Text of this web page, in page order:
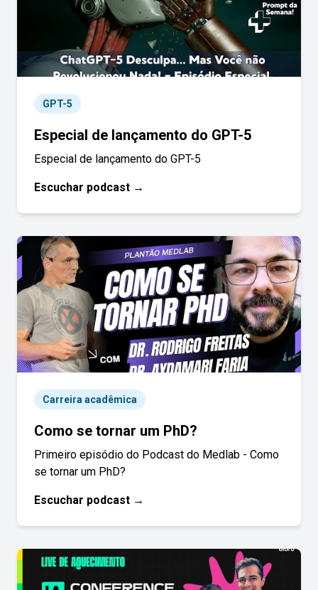
GPT-5
Especial de lançamento do GPT-5
Especial de lançamento do GPT-5
Escuchar podcast →
Carreira acadêmica
Como se tornar um PhD?
Primeiro episódio do Podcast do Medlab - Como
se tornar um PhD?
Escuchar podcast →